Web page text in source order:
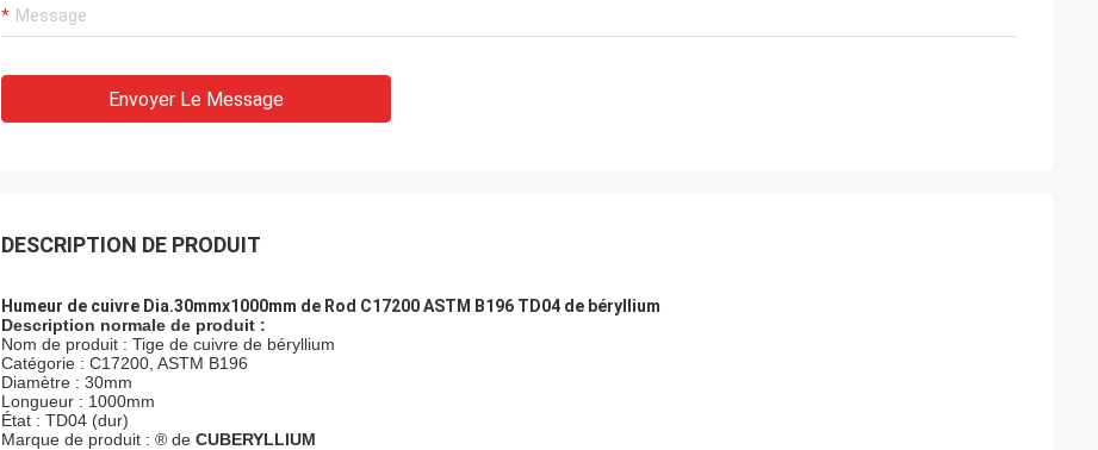
Envoyer Le Message
DESCRIPTION DE PRODUIT
Humeur de cuivre Dia.30mmx1000mm de Rod C17200 ASTM B196 TD04 de béryllium
Description normale de produit :
Nom de produit : Tige de cuivre de béryllium
Catégorie : C17200, ASTM B196
Diamètre : 30mm
Longueur : 1000mm
État : TD04 (dur)
Marque de produit : ® de CUBERYLLIUM